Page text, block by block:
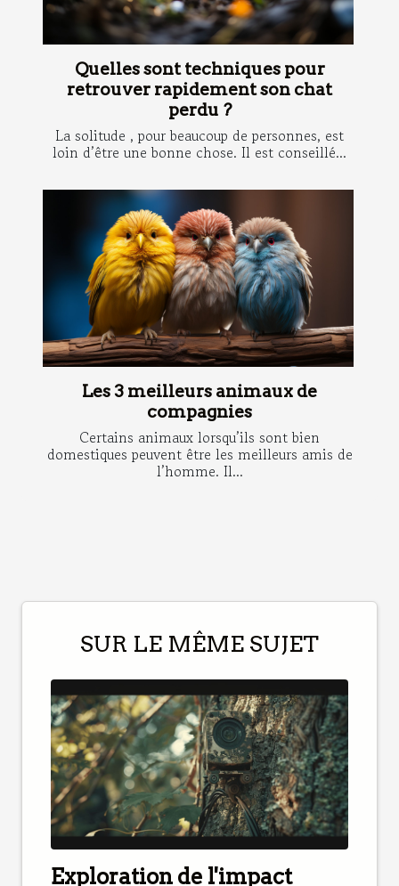
Quelles sont techniques pour
retrouver rapidement son chat
perdu ?
La solitude , pour beaucoup de personnes, est
loin d’être une bonne chose. Il est conseillé...
Les 3 meilleurs animaux de
compagnies
Certains animaux lorsqu’ils sont bien
domestiques peuvent être les meilleurs amis de
l’homme. Il...
SUR LE MÊME SUJET
Exploration de l'impact